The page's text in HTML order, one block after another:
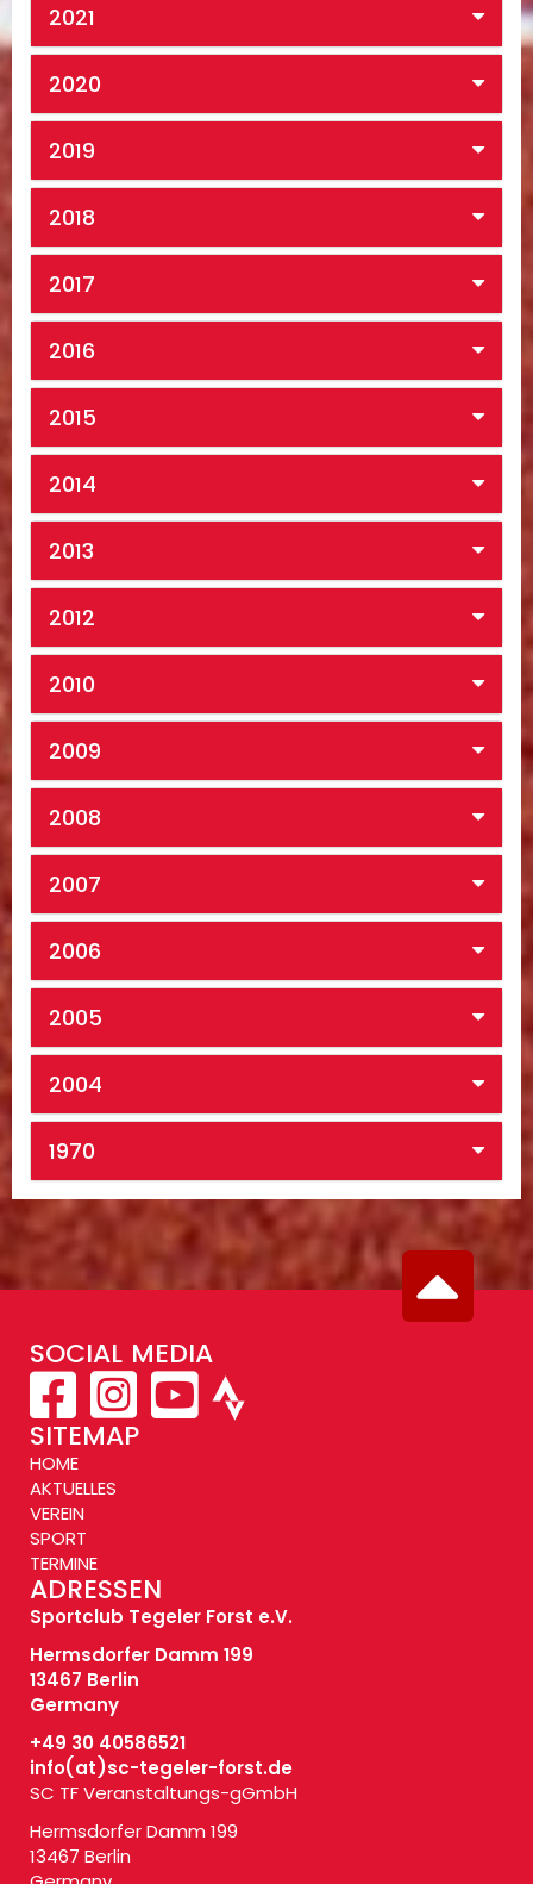
2021
2020
2019
2018
2017
2016
2015
2014
2013
2012
2010
2009
2008
2007
2006
2005
2004
1970
SOCIAL MEDIA
SITEMAP
HOME
AKTUELLES
VEREIN
SPORT
TERMINE
ADRESSEN
Sportclub Tegeler Forst e.V.
Hermsdorfer Damm 199
13467 Berlin
Germany
+49 30 40586521
info(at)sc-tegeler-forst.de
SC TF Veranstaltungs-gGmbH
Hermsdorfer Damm 199
13467 Berlin